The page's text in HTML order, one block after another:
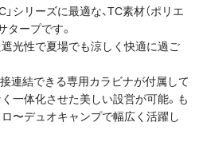
シリーズに最適な、TC素材（ポリエ
タープです。
光性で夏場でも涼しく快適に過ご
連結できる専用カラビナが付属して
一体化させた美しい設営が可能。も
〜デュオキャンプで幅広く活躍し